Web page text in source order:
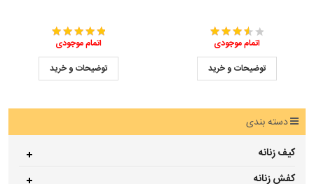
اتمام موجودی
توضیحات و خرید
اتمام موجودی
توضیحات و خرید
دسته بندی
کیف زنانه
کفش زنانه